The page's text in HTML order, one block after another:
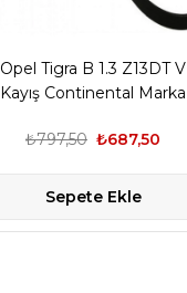
Opel Tigra B 1.3 Z13DT V
Kayış Continental Marka
₺687,50
₺797,50
Sepete Ekle